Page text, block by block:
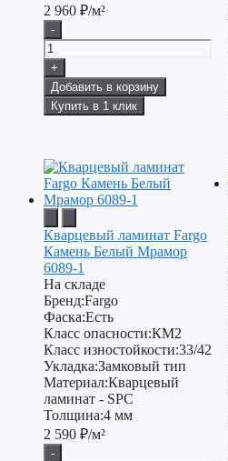
2 960 ₽/м²
-
+
Добавить в корзину
Купить в 1 клик
Кварцевый ламинат Fargo
Камень Белый Мрамор
6089-1
На складе
Бренд:Fargo
Фаска:Есть
Класс опасности:КМ2
Класс изностойкости:33/42
Укладка:Замковый тип
Материал:Кварцевый
ламинат - SPC
Толщина:4 мм
2 590 ₽/м²
-